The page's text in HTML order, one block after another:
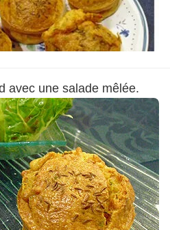
avec une salade mêlée.